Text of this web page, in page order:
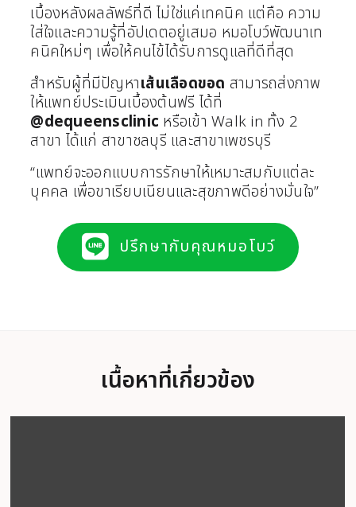
เบื้องหลังผลลัพธ์ที่ดี ไม่ใช่แค่เทคนิค แต่คือ ความ
ใส่ใจและความรู้ที่อัปเดตอยู่เสมอ หมอโบว์พัฒนาเท
คนิคใหม่ๆ เพื่อให้คนไข้ได้รับการดูแลที่ดีที่สุด
สำหรับผู้ที่มีปัญหาเส้นเลือดขอด สามารถส่งภาพ
ให้แพทย์ประเมินเบื้องต้นฟรี ได้ที่
@dequeensclinic หรือเข้า Walk in ทั้ง 2
สาขา ได้แก่ สาขาชลบุรี และสาขาเพชรบุรี
“แพทย์จะออกแบบการรักษาให้เหมาะสมกับแต่ละ
บุคคล เพื่อขาเรียบเนียนและสุขภาพดีอย่างมั่นใจ”
ปรึกษากับคุณหมอโบว์
เนื้อหาที่เกี่ยวข้อง